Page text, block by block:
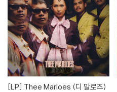
[LP] Thee Marloes (디 말로즈)